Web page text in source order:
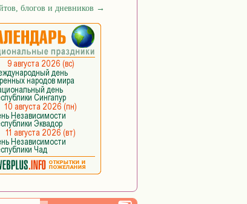
блогов и дневников →